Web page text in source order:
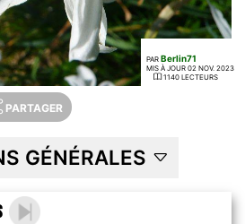
PAR Berlin71
MIS À JOUR 02 NOV. 2023
1140 LECTEURS
PARTAGER
GÉNÉRALES